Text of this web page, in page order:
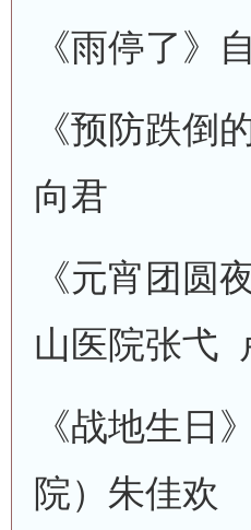
《雨停了》
《预防跌倒
向君
《元宵团圆
山医院张弋
《战地生日》
院） 朱佳欢